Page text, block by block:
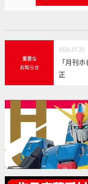
重要な
お知らせ
2026.07.25
「月刊
正